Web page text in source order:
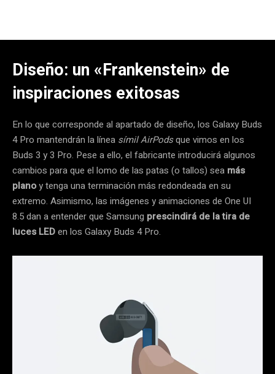
Diseño: un «Frankenstein» de
inspiraciones exitosas
En lo que corresponde al apartado de diseño, los Galaxy Buds
4 Pro mantendrán la línea símil AirPodsque vimos en los
Buds 3 y 3 Pro. Pese a ello, el fabricante introducirá algunos
cambios para que el lomo de las patas (o tallos) sea más
planoy tenga una terminación más redondeada en su
extremo. Asimismo, las imágenes y animaciones de One UI
8.5 dan a entender que Samsung prescindirá de la tira de
luces LEDen los Galaxy Buds 4 Pro.